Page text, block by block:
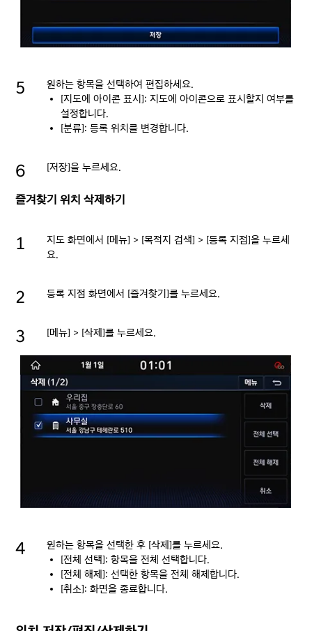
원하는 항목을 선택하여 편집하세요.
[지도에 아이콘 표시]: 지도에 아이콘으로 표시할지 여부를
설정합니다.
[분류]: 등록 위치를 변경합니다.
[저장]을 누르세요.
즐겨찾기 위치 삭제하기
지도 화면에서 [메뉴] > [목적지 검색] > [등록 지점]을 누르세
요.
등록 지점 화면에서 [즐겨찾기]를 누르세요.
[메뉴] > [삭제]를 누르세요.
원하는 항목을 선택한 후 [삭제]를 누르세요.
[전체 선택]: 항목을 전체 선택합니다.
[전체 해제]: 선택한 항목을 전체 해제합니다.
[취소]: 화면을 종료합니다.